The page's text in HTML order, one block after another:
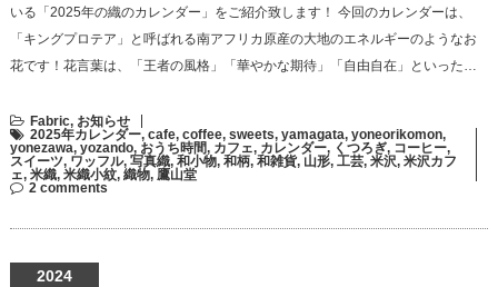
いる「2025年の織のカレンダー」をご紹介致します！ 今回のカレンダーは、
「キングプロテア」と呼ばれる南アフリカ原産の大地のエネルギーのようなお
花です！花言葉は、「王者の風格」「華やかな期待」「自由自在」といった…
Fabric, お知らせ
2025年カレンダー, cafe, coffee, sweets, yamagata, yoneorikomon,
yonezawa, yozando, おうち時間, カフェ, カレンダー, くつろぎ, コーヒー,
スイーツ, ワッフル, 写真織, 和小物, 和柄, 和雑貨, 山形, 工芸, 米沢, 米沢カフ
ェ, 米織, 米織小紋, 織物, 鷹山堂
2 comments
2024